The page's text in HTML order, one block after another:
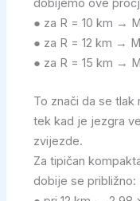
dobijemo ove
● za R = 10 km →
● za R = 12 km →
● za R = 15 km →
To znači da se tlak
tek kad je jezgra
zvijezde.
Za tipičan
dobije se približno: